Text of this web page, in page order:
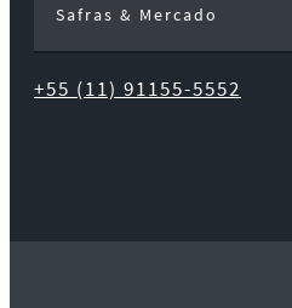
Safras & Mercado
+55 (11) 91155-5552